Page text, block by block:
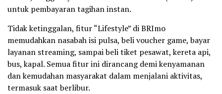
untuk pembayaran tagihan instan.
Tidak ketinggalan, fitur “Lifestyle” di BRImo
memudahkan nasabah isi pulsa, beli voucher game, bayar
layanan streaming, sampai beli tiket pesawat, kereta api,
bus, kapal. Semua fitur ini dirancang demi kenyamanan
dan kemudahan masyarakat dalam menjalani aktivitas,
termasuk saat berlibur.